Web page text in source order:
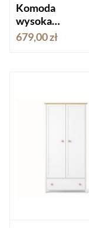
Komoda
wysoka
STORY biała
679,00 zł